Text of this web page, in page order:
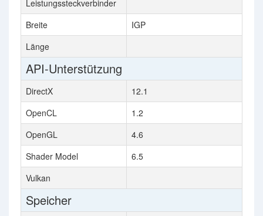
Leistungssteckverbinder
Breite
IGP
Länge
API-Unterstützung
DirectX 12.1
OpenCL
1.2
OpenGL
4.6
Shader Model
6.5
Vulkan
Speicher